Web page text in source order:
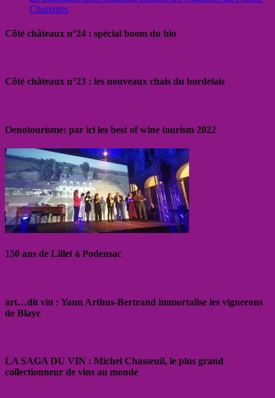
Charentes
Côté châteaux n°24 : spécial boom du bio
Côté châteaux n°23 : les nouveaux chais du bordelais
Oenotourisme: par ici les best of wine tourism 2022
150 ans de Lillet à Podensac
art…dit vin : Yann Arthus-Bertrand immortalise les vignerons
de Blaye
LA SAGA DU VIN : Michel Chasseuil, le plus grand
collectionneur de vins au monde